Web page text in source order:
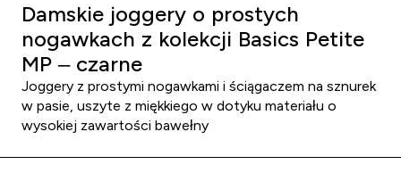
Damskie joggery o prostych
nogawkach z kolekcji Basics Petite
MP – czarne
Joggery z prostymi nogawkami i ściągaczem na sznurek
w pasie, uszyte z miękkiego w dotyku materiału o
wysokiej zawartości bawełny